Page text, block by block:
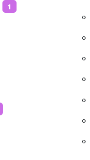
1
⚬
⚬
⚬
⚬
⚬
⚬
⚬